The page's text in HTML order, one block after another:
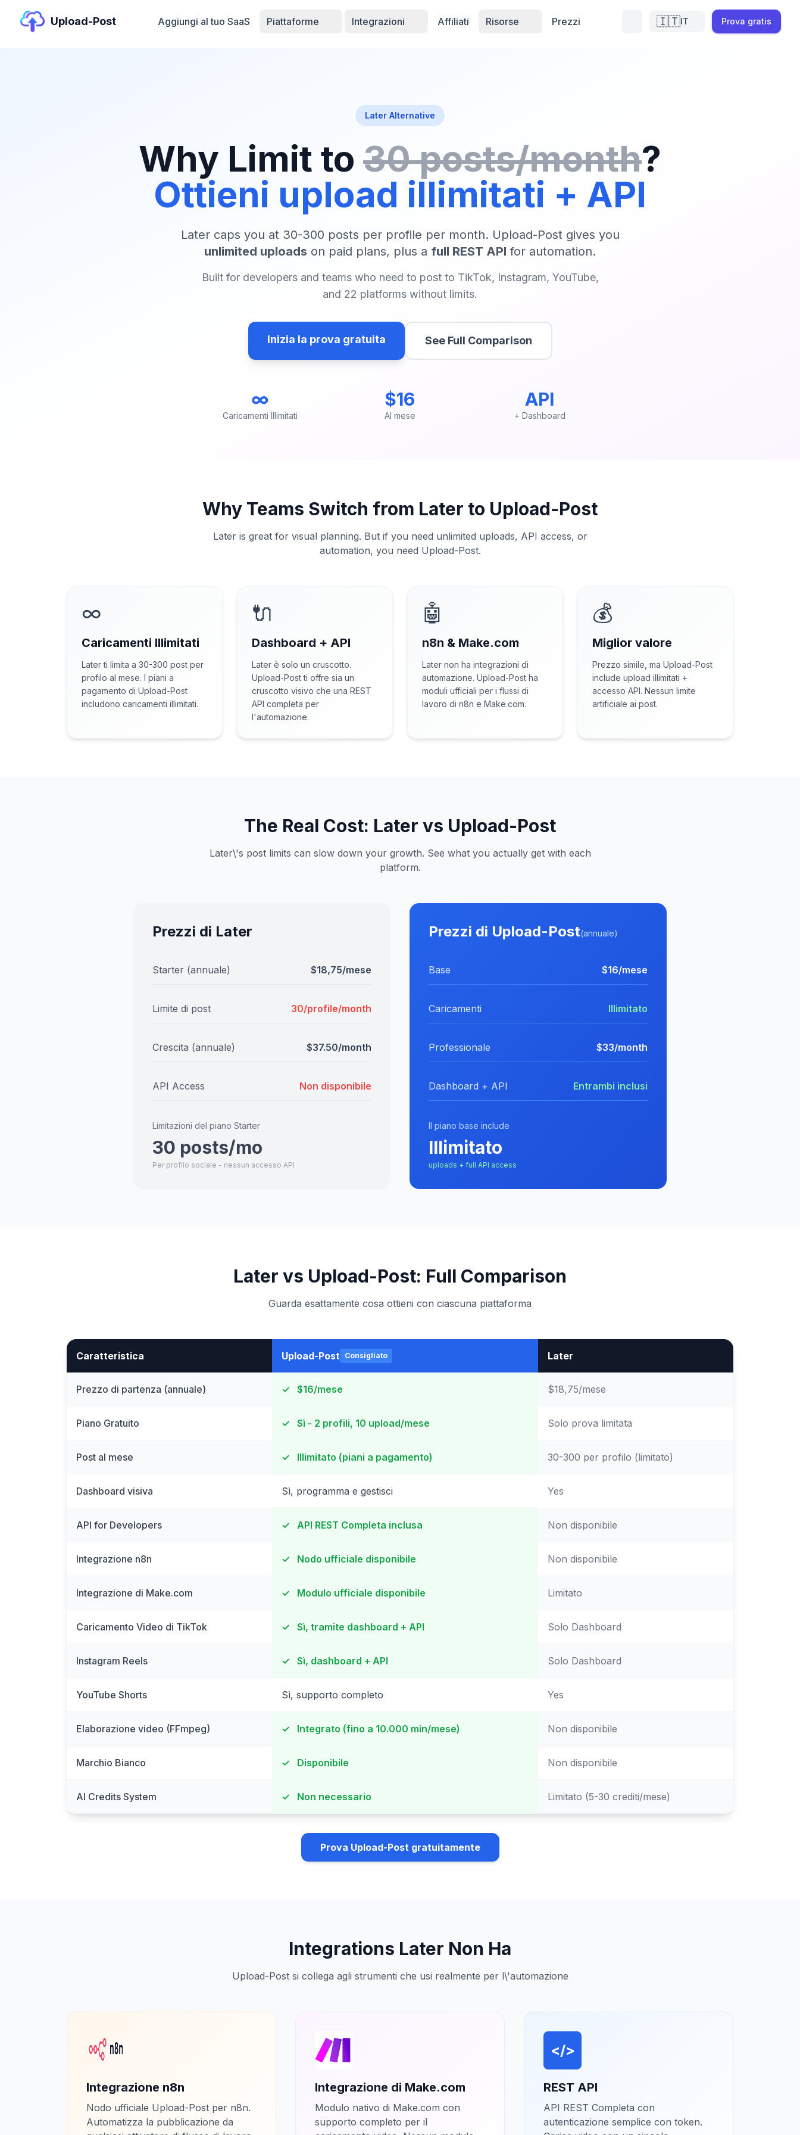
Upload-Post Aggiungi al tuo SaaS Piattaforme Integrazioni Affiliati Risorse Prezzi 🇮🇹IT Prova gratis
Later Alternative
Why Limit to 30 posts/month?
Ottieni upload illimitati + API
Later caps you at 30-300 posts per profile per month. Upload-Post gives you
unlimited uploads on paid plans, plus a full REST API for automation.
Built for developers and teams who need to post to TikTok, Instagram, YouTube,
and 22 platforms without limits.
Inizia la prova gratuita See Full Comparison
∞
Caricamenti Illimitati
$16
Al mese
API
+ Dashboard
Why Teams Switch from Later to Upload-Post
Later is great for visual planning. But if you need unlimited uploads, API access, or
automation, you need Upload-Post.
∞
Caricamenti Illimitati
Later ti limita a 30-300 post per
profilo al mese. I piani a
pagamento di Upload-Post
includono caricamenti illimitati.
🔌
Dashboard + API
Later è solo un cruscotto.
Upload-Post ti offre sia un
cruscotto visivo che una REST
API completa per
l'automazione.
🤖
n8n & Make.com
Later non ha integrazioni di
automazione. Upload-Post ha
moduli ufficiali per i flussi di
lavoro di n8n e Make.com.
💰
Miglior valore
Prezzo simile, ma Upload-Post
include upload illimitati +
accesso API. Nessun limite
artificiale ai post.
The Real Cost: Later vs Upload-Post
Later\'s post limits can slow down your growth. See what you actually get with each
platform.
Prezzi di Later
Starter (annuale) $18,75/mese
Limite di post 30/profile/month
Crescita (annuale) $37.50/month
API Access Non disponibile
Limitazioni del piano Starter
30 posts/mo
Per profilo sociale - nessun accesso API
Prezzi di Upload-Post(annuale)
Base $16/mese
Caricamenti Illimitato
Professionale $33/month
Dashboard + API Entrambi inclusi
Il piano base include
Illimitato
uploads + full API access
Later vs Upload-Post: Full Comparison
Guarda esattamente cosa ottieni con ciascuna piattaforma
Caratteristica Upload-Post Consigliato Later
Prezzo di partenza (annuale) ✓ $16/mese $18,75/mese
Piano Gratuito ✓ Sì - 2 profili, 10 upload/mese Solo prova limitata
Post al mese ✓ Illimitato (piani a pagamento) 30-300 per profilo (limitato)
Dashboard visiva Sì, programma e gestisci Yes
API for Developers ✓ API REST Completa inclusa Non disponibile
Integrazione n8n ✓ Nodo ufficiale disponibile Non disponibile
Integrazione di Make.com ✓ Modulo ufficiale disponibile Limitato
Caricamento Video di TikTok ✓ Sì, tramite dashboard + API Solo Dashboard
Instagram Reels ✓ Sì, dashboard + API Solo Dashboard
YouTube Shorts Sì, supporto completo Yes
Elaborazione video (FFmpeg) ✓ Integrato (fino a 10.000 min/mese) Non disponibile
Marchio Bianco ✓ Disponibile Non disponibile
AI Credits System ✓ Non necessario Limitato (5-30 crediti/mese)
Prova Upload-Post gratuitamente
Integrations Later Non Ha
Upload-Post si collega agli strumenti che usi realmente per l\'automazione
Integrazione n8n
Nodo ufficiale Upload-Post per n8n.
Automatizza la pubblicazione da
Integrazione di Make.com
Modulo nativo di Make.com con
supporto completo per il
</>
REST API
API REST Completa con
autenticazione semplice con token.